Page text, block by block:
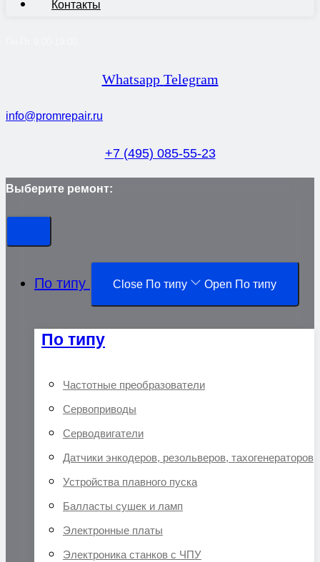
Контакты
Whatsapp Telegram
info@promrepair.ru
+7 (495) 085-55-23
Выберите ремонт:
По типу Close По типу Open По типу
По типу
Частотные преобразователи
Сервоприводы
Серводвигатели
Датчики энкодеров, резольверов, тахогенераторов
Устройства плавного пуска
Балласты сушек и ламп
Электронные платы
Электроника станков с ЧПУ